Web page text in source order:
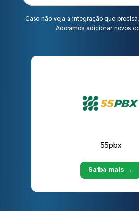
Caso não veja a integração que
Adoramos adicionar novos
55pbx
Saiba mais →